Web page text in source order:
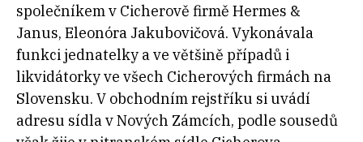
společníkem v Cicherově firmě Hermes &
Janus, Eleonóra Jakubovičová. Vykonávala
funkci jednatelky a ve většině případů i
likvidátorky ve všech Cicherových firmách na
Slovensku. V obchodním rejstříku si uvádí
adresu sídla v Nových Zámcích, podle sousedů